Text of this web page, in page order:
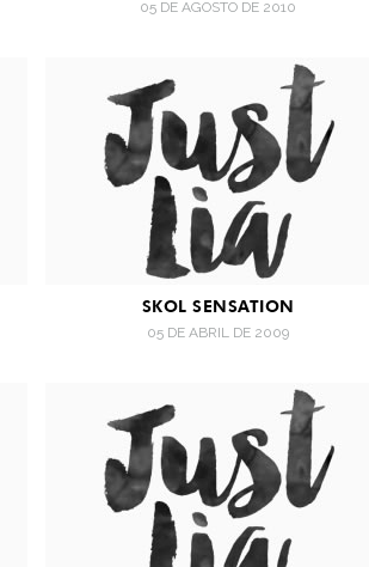
05 DE AGOSTO DE 2010
SKOL SENSATION
05 DE ABRIL DE 2009